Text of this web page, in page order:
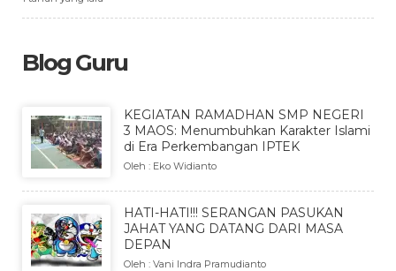
Blog Guru
KEGIATAN RAMADHAN SMP NEGERI
3 MAOS: Menumbuhkan Karakter Islami
di Era Perkembangan IPTEK
Oleh : Eko Widianto
HATI-HATI!!! SERANGAN PASUKAN
JAHAT YANG DATANG DARI MASA
DEPAN
Oleh : Vani Indra Pramudianto